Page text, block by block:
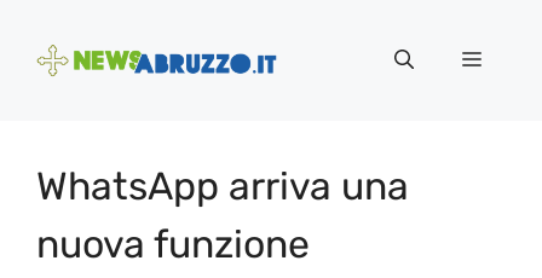
Menu
WhatsApp arriva una
nuova funzione